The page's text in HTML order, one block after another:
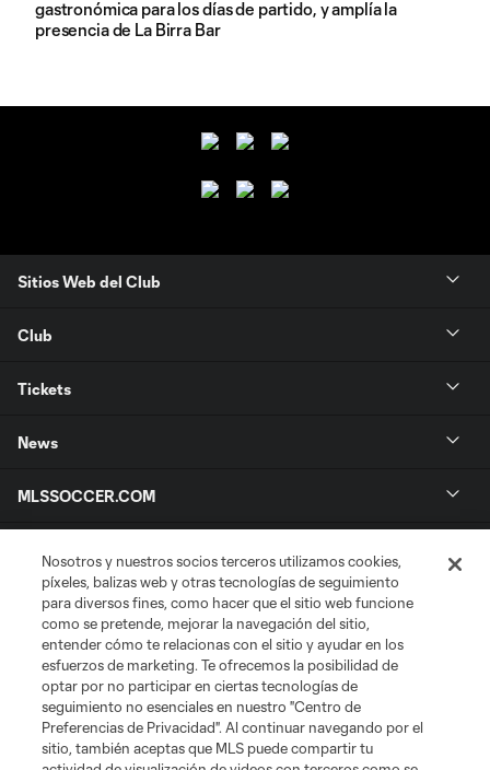
gastronómica para los días de partido, y amplía la
presencia de La Birra Bar
Sitios Web del Club
Club
Tickets
News
MLSSOCCER.COM
Terminos de servicio
Politica de privacidad
Do Not Sell or Share My Personal Information
Cookies Settings
Nosotros y nuestros socios terceros utilizamos cookies,
píxeles, balizas web y otras tecnologías de seguimiento
para diversos fines, como hacer que el sitio web funcione
como se pretende, mejorar la navegación del sitio,
entender cómo te relacionas con el sitio y ayudar en los
esfuerzos de marketing. Te ofrecemos la posibilidad de
optar por no participar en ciertas tecnologías de
seguimiento no esenciales en nuestro "Centro de
Preferencias de Privacidad". Al continuar navegando por el
sitio, también aceptas que MLS puede compartir tu